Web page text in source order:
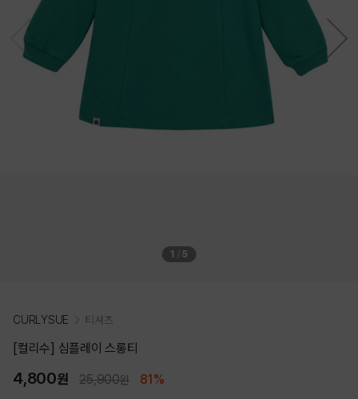
1 5
CURLYSUE 티셔츠
[컬리수] 심플레이 스롱티
4,800원 25,900원 81%